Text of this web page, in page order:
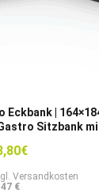
Eckbank |
Sitzbank
€Aktueller
ist:
Versandkosten
€